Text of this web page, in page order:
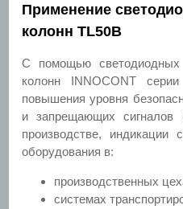
Применение
колонн TL50B
С помощью светодиодных
колонн INNOCONT
повышения уровня
и запрещающих сигналов
производстве, индикации
оборудования в:
производственных
системах